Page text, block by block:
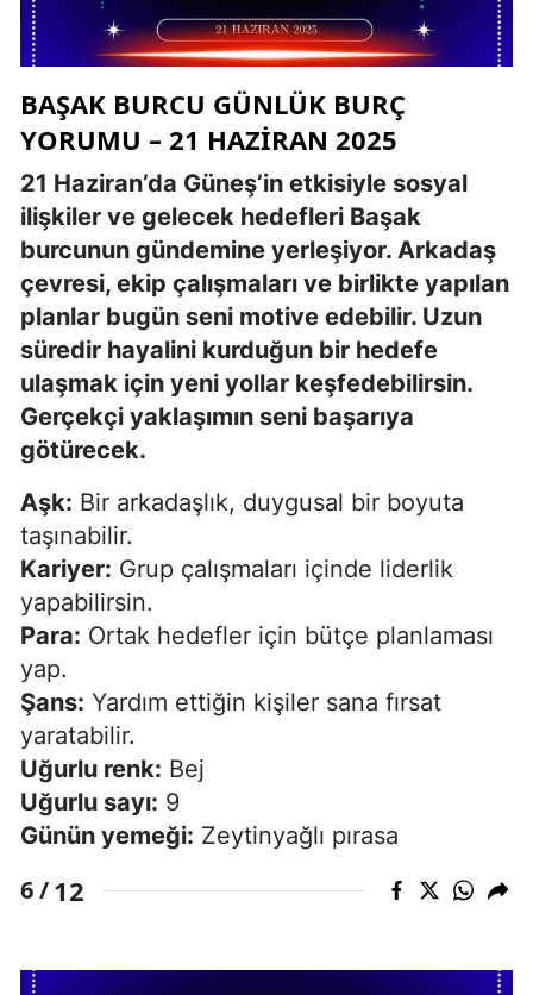
BAŞAK BURCU GÜNLÜK BURÇ
YORUMU – 21 HAZIRAN 2025
21 Haziran’da Güneş’in etkisiyle sosyal
ilişkiler ve gelecek hedefleri Başak
burcunun gündemine yerleşiyor. Arkadaş
çevresi, ekip çalışmaları ve birlikte yapılan
planlar bugün seni motive edebilir. Uzun
süredir hayalini kurduğun bir hedefe
ulaşmak için yeni yollar keşfedebilirsin.
Gerçekçi yaklaşımın seni başarıya
götürecek.
Aşk: Bir arkadaşlık, duygusal bir boyuta
taşınabilir.
Kariyer: Grup çalışmaları içinde liderlik
yapabilirsin.
Para: Ortak hedefler için bütçe planlaması
yap.
Şans: Yardım ettiğin kişiler sana fırsat
yaratabilir.
Uğurlu renk: Bej
Uğurlu sayı: 9
Günün yemeği: Zeytinyağlı pırasa
6 /12